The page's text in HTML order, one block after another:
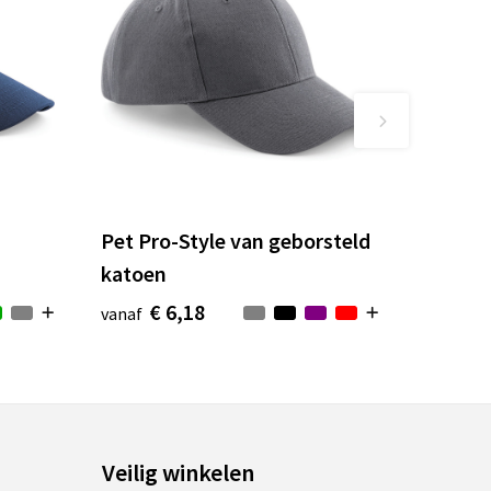
Pet Pro-Style van geborsteld
katoen
vanaf € 6,18
Veilig winkelen